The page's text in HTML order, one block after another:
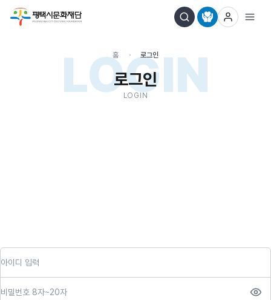
LOGIN
홈 로그인
로그인
LOGIN